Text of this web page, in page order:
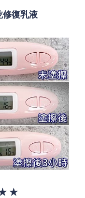
修復乳液
★ ★